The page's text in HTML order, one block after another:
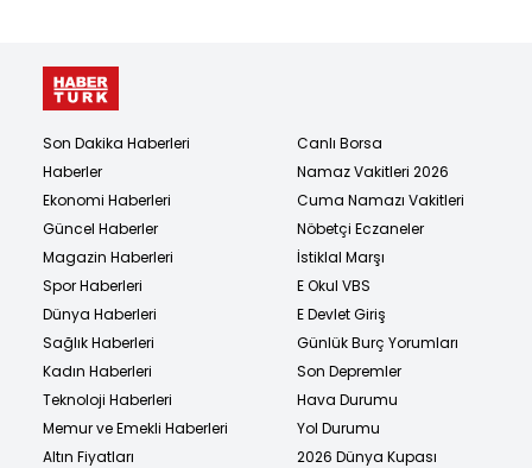
Son Dakika Haberleri
Haberler
Ekonomi Haberleri
Güncel Haberler
Magazin Haberleri
Spor Haberleri
Dünya Haberleri
Sağlık Haberleri
Kadın Haberleri
Teknoloji Haberleri
Memur ve Emekli Haberleri
Altın Fiyatları
Canlı Borsa
Namaz Vakitleri 2026
Cuma Namazı Vakitleri
Nöbetçi Eczaneler
İstiklal Marşı
E Okul VBS
E Devlet Giriş
Günlük Burç Yorumları
Son Depremler
Hava Durumu
Yol Durumu
2026 Dünya Kupası